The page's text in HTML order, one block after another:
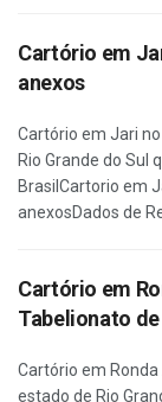
Cartório em
anexos
Cartório em Jari
Rio Grande do Sul
BrasilCartorio em
anexosDados de
Cartório em
Tabelionato
Cartório em
estado de Rio